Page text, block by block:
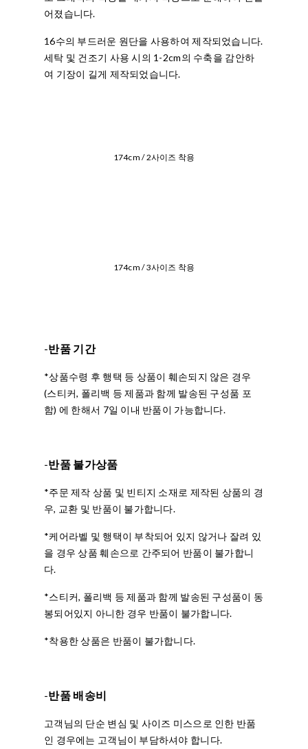
어졌습니다.
16수의 부드러운 원단을 사용하여 제작되었습니다.
세탁 및 건조기 사용 시의 1-2cm의 수축을 감안하
여 기장이 길게 제작되었습니다.
174cm / 2사이즈 착용
174cm / 3사이즈 착용
-반품 기간
*상품수령 후 행택 등 상품이 훼손되지 않은 경우
(스티커, 폴리백 등 제품과 함께 발송된 구성품 포
함) 에 한해서 7일 이내 반품이 가능합니다.
-반품 불가상품
*주문 제작 상품 및 빈티지 소재로 제작된 상품의 경
우, 교환 및 반품이 불가합니다.
*케어라벨 및 행택이 부착되어 있지 않거나 잘려 있
을 경우 상품 훼손으로 간주되어 반품이 불가합니
다.
*스티커, 폴리백 등 제품과 함께 발송된 구성품이 동
봉되어있지 아니한 경우 반품이 불가합니다.
*착용한 상품은 반품이 불가합니다.
-반품 배송비
고객님의 단순 변심 및 사이즈 미스으로 인한 반품
인 경우에는 고객님이 부담하셔야 합니다.